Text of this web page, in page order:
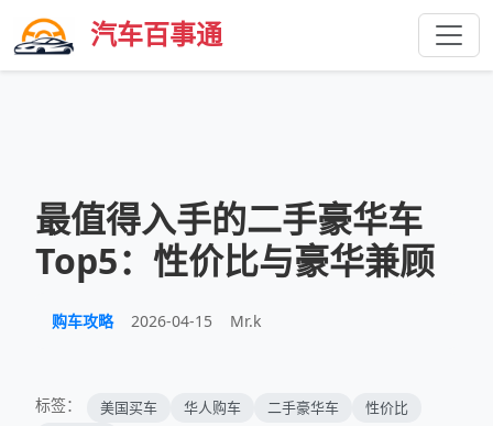
汽车百事通
最值得入手的二手豪华车
Top5：性价比与豪华兼顾
购车攻略 2026-04-15 Mr.k
标签： 美国买车 华人购车 二手豪华车
性价比